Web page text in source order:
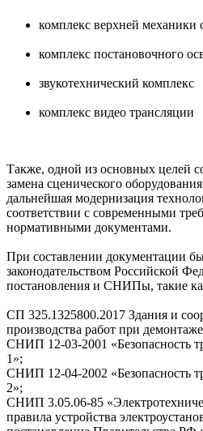
комплекс верхней механики
комплекс постановочного
звукотехнический комплекс
комплекс видео трансляции
Также, одной из основных целей
замена сценического
дальнейшая модернизация
соответствии с современными
нормативными документами.
При составлении документации
законодательством Российской
постановления и СНИПы, такие
СП 325.1325800.2017 Здания и
производства работ при
СНИП 12-03-2001 «Безопасность
1»;
CНИП 12-04-2002 «Безопасность
2»;
CНИП 3.05.06-85
правила устройства